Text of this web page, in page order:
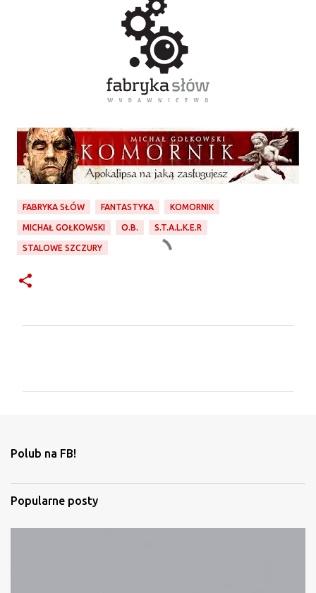
FABRYKA SŁÓW FANTASTYKA KOMORNIK
MICHAŁ GOŁKOWSKI O.B. S.T.A.L.K.E.R
STALOWE SZCZURY
t
r
z
e
Polub na FB!
Popularne posty